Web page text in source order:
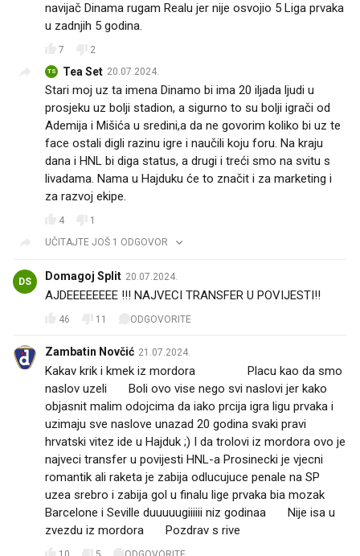
navijač Dinama rugam Realu jer nije osvojio 5 Liga prvaka
u zadnjih 5 godina.
7 2
TS Tea Set 20.07.2024.
Stari moj uz ta imena Dinamo bi ima 20 iljada ljudi u
prosjeku uz bolji stadion, a sigurno to su bolji igrači od
Ademija i Mišića u sredini,a da ne govorim koliko bi uz te
face ostali digli razinu igre i naučili koju foru. Na kraju
dana i HNL bi diga status, a drugi i treći smo na svitu s
livadama. Nama u Hajduku će to značit i za marketing i
za razvoj ekipe.
4
1
UČITAJTE JOŠ 1 ODGOVOR
DS Domagoj Split 20.07.2024.
AJDEEEEEEEE !!! NAJVECI TRANSFER U POVIJESTI!!
46 11 ODGOVORITE
Zambatin Novčić 21.07.2024.
Kakav krik i kmek iz mordora 😂😂😂 Placu kao da smo
naslov uzeli ✌️ Boli ovo vise nego svi naslovi jer kako
objasnit malim odojcima da iako prcija igra ligu prvaka i
uzimaju sve naslove unazad 20 godina svaki pravi
hrvatski vitez ide u Hajduk ;) I da trolovi iz mordora ovo je
najveci transfer u povijesti HNL-a Prosinecki je vjecni
romantik ali raketa je zabija odlucujuce penale na SP
uzea srebro i zabija gol u finalu lige prvaka bia mozak
Barcelone i Seville duuuuugiiiiii niz godinaa 😚 Nije isa u
zvezdu iz mordora ✌️ Pozdrav s rive 🏖️